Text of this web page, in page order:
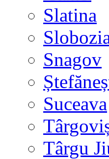
Slatina
Snagov
Suceava
Târgu